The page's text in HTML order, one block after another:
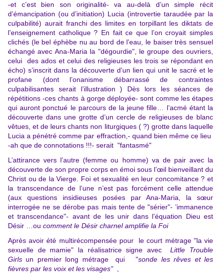
-et c’est bien son originalité- va au-delà d’un simple récit
d’émancipation (ou d’initiation) Lucia (introvertie taraudée par la
culpabilité) aurait franchi des limites en torpillant les diktats de
l’enseignement catholique ? En fait ce que l’on croyait simples
clichés (le bel éphèbe nu au bord de l’eau, le baiser très sensuel
échangé avec Ana-Maria la "dégourdie", le groupe des ouvriers,
celui des ados et celui des religieuses les trois se répondant en
écho) s’inscrit dans la découverte d'un lien qui unit le sacré et le
profane (dont l’onanisme débarrassé de contraintes
culpabilisantes serait l’illustration ) Dès lors les séances de
répétitions -ces chants à gorge déployée- sont comme les étapes
qui auront ponctué le parcours de la jeune fille… l’acmé étant la
découverte dans une grotte d’un cercle de religieuses de blanc
vêtues, et de leurs chants non liturgiques ( ?) grotte dans laquelle
Lucia a pénétré comme par effraction,- quand bien même ce lieu
-ah que de connotations !!!- serait "fantasmé"
L’attirance vers l’autre (femme ou homme) va de pair avec la
découverte de son propre corps en émoi sous l’œil bienveillant du
Christ ou de la Vierge. Foi et sexualité en leur concomitance ? et
la transcendance de l’une n’est pas forcément celle attendue
(aux questions insidieuses posées par Ana-Maria, la sœur
interrogée ne se dérobe pas mais tente de "sérier"- ’immanence
et transcendance"- avant de les unir dans l’équation Dieu est
Désir …ou comment le Désir charnel amplifie la Foi
Après avoir été multirécompensée pour le court métrage "la vie
sexuelle de mamie" la réalisatrice signe avecLittle Trouble
Girls un premier long métrage qui "sonde les rêves et les
fièvres par les voix et les visages"